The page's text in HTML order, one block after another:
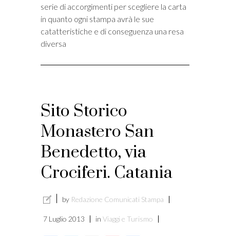
serie di accorgimenti per scegliere la carta
in quanto ogni stampa avrà le sue
catatteristiche e di conseguenza una resa
diversa
Sito Storico
Monastero San
Benedetto, via
Crociferi. Catania
by Redazione Comunicati Stampa
7 Luglio 2013 in Viaggi e Turismo